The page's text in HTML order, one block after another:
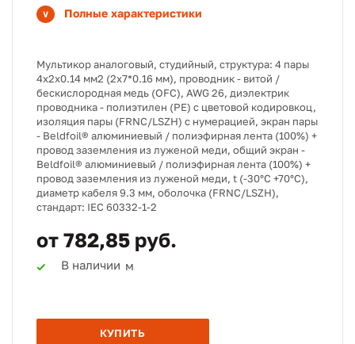
Полные характеристики
Мультикор аналоговый, студийный, структура: 4 пары
4х2х0.14 мм2 (2х7*0.16 мм), проводник - витой /
бескислородная медь (OFC), AWG 26, диэлектрик
проводника - полиэтилен (PE) с цветовой кодировкоц,
изоляция пары (FRNC/LSZH) с нумерацией, экран пары
- Beldfoil® алюминиевый / полиэфирная лента (100%) +
провод заземления из луженой меди, общий экран -
Beldfoil® алюминиевый / полиэфирная лента (100%) +
провод заземления из луженой меди, t (-30°C +70°C),
диаметр кабеля 9.3 мм, оболочка (FRNC/LSZH),
стандарт: IEC 60332-1-2
от 782,85 руб.
В наличии м
КУПИТЬ